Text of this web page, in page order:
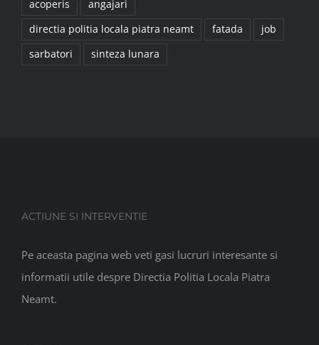
acoperis
angajari
directia politia locala piatra neamt
fatada
job
sarbatori
sinteza lunara
ACTIUNE SI INTERVENTIE
Pe aceasta pagina web veti gasi lucruri interesante si
informatii utile despre Directia Politia Locala Piatra
Neamt.